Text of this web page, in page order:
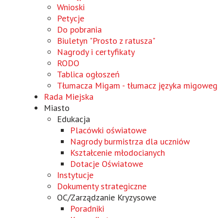
Wnioski
Wird
in
einem
neuen
Fenster
geöffnet
Petycje
Do pobrania
Biuletyn "Prosto z ratusza"
Nagrody i certyfikaty
RODO
Tablica ogłoszeń
Tłumacza Migam - tłumacz języka
Rada Miejska
Miasto
Edukacja
Placówki oświatowe
Nagrody burmistrza dla uczniów
Kształcenie młodocianych
Dotacje Oświatowe
Instytucje
Dokumenty strategiczne
OC/Zarządzanie Kryzysowe
Poradniki